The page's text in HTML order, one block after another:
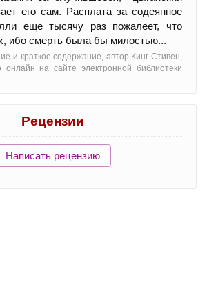
его сам. Расплата за содеянное
еще тысячу раз пожалеет, что
ибо смерть была бы милостью...
и краткое содержание, автор Кинг Стивен,
онлайн на сайте электронной библиотеки
Рецензии
Написать рецензию